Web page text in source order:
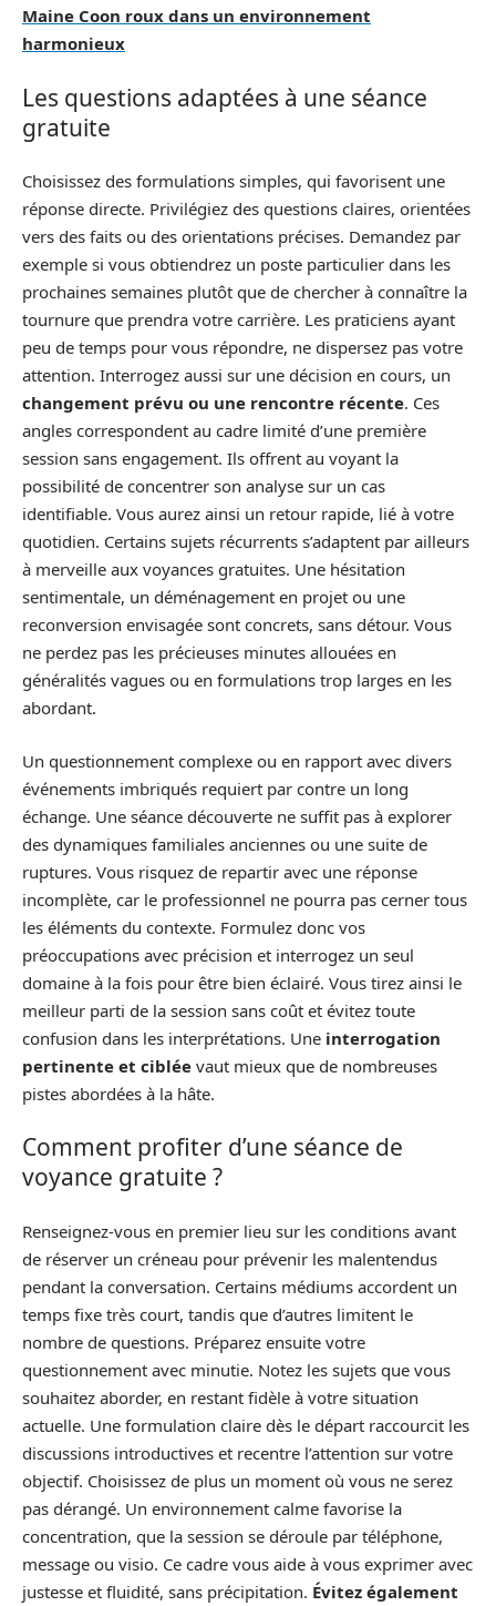
Maine Coon roux dans un environnement
harmonieux
Les questions adaptées à une séance
gratuite
Choisissez des formulations simples, qui favorisent une
réponse directe. Privilégiez des questions claires, orientées
vers des faits ou des orientations précises. Demandez par
exemple si vous obtiendrez un poste particulier dans les
prochaines semaines plutôt que de chercher à connaître la
tournure que prendra votre carrière. Les praticiens ayant
peu de temps pour vous répondre, ne dispersez pas votre
attention. Interrogez aussi sur une décision en cours, un
changement prévu ou une rencontre récente. Ces
angles correspondent au cadre limité d’une première
session sans engagement. Ils offrent au voyant la
possibilité de concentrer son analyse sur un cas
identifiable. Vous aurez ainsi un retour rapide, lié à votre
quotidien. Certains sujets récurrents s’adaptent par ailleurs
à merveille aux voyances gratuites. Une hésitation
sentimentale, un déménagement en projet ou une
reconversion envisagée sont concrets, sans détour. Vous
ne perdez pas les précieuses minutes allouées en
généralités vagues ou en formulations trop larges en les
abordant.
Un questionnement complexe ou en rapport avec divers
événements imbriqués requiert par contre un long
échange. Une séance découverte ne suffit pas à explorer
des dynamiques familiales anciennes ou une suite de
ruptures. Vous risquez de repartir avec une réponse
incomplète, car le professionnel ne pourra pas cerner tous
les éléments du contexte. Formulez donc vos
préoccupations avec précision et interrogez un seul
domaine à la fois pour être bien éclairé. Vous tirez ainsi le
meilleur parti de la session sans coût et évitez toute
confusion dans les interprétations. Une interrogation
pertinente et ciblée vaut mieux que de nombreuses
pistes abordées à la hâte.
Comment profiter d’une séance de
voyance gratuite ?
Renseignez-vous en premier lieu sur les conditions avant
de réserver un créneau pour prévenir les malentendus
pendant la conversation. Certains médiums accordent un
temps fixe très court, tandis que d’autres limitent le
nombre de questions. Préparez ensuite votre
questionnement avec minutie. Notez les sujets que vous
souhaitez aborder, en restant fidèle à votre situation
actuelle. Une formulation claire dès le départ raccourcit les
discussions introductives et recentre l’attention sur votre
objectif. Choisissez de plus un moment où vous ne serez
pas dérangé. Un environnement calme favorise la
concentration, que la session se déroule par téléphone,
message ou visio. Ce cadre vous aide à vous exprimer avec
justesse et fluidité, sans précipitation. Évitez également